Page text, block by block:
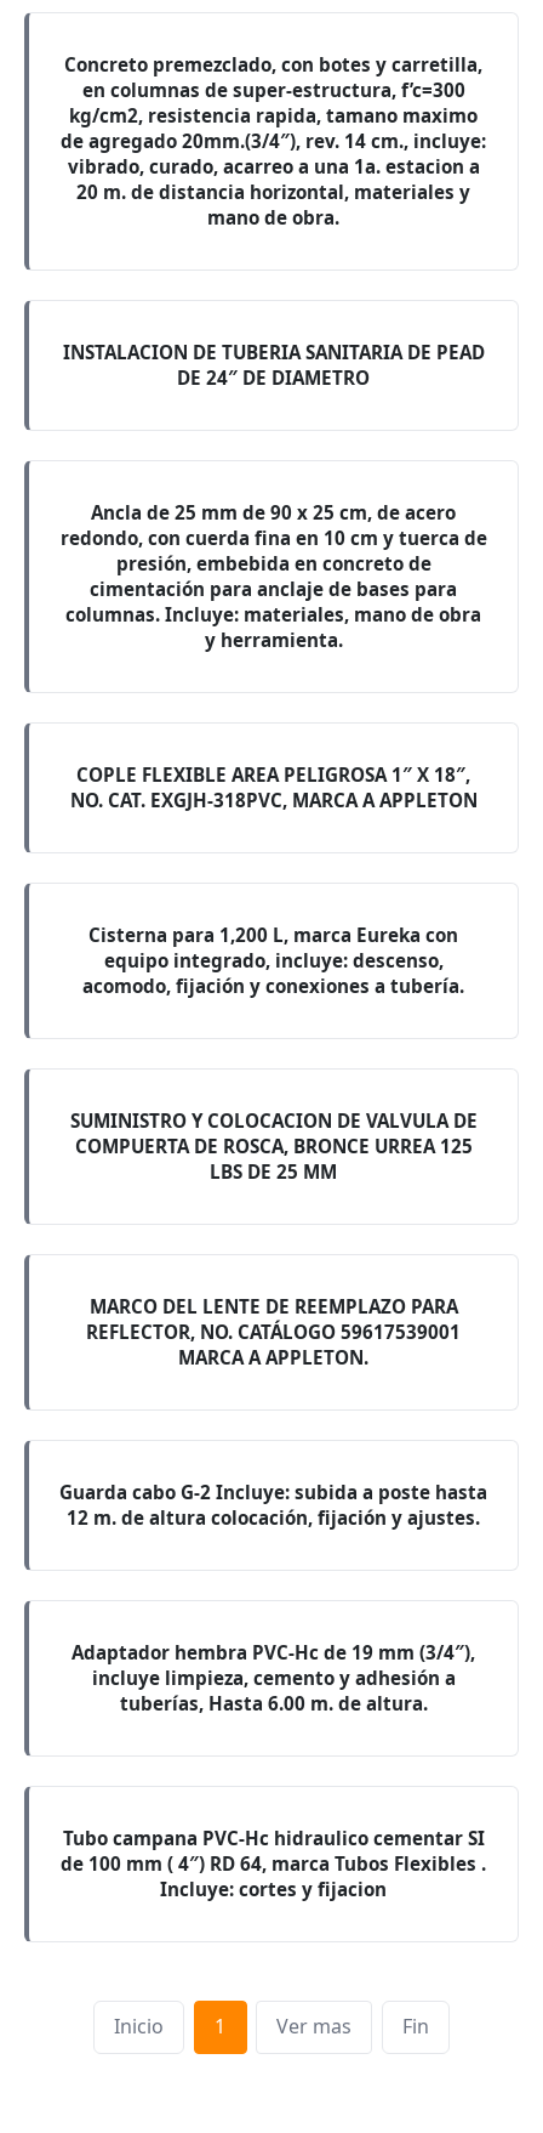
Concreto premezclado, con botes y carretilla,
en columnas de super-estructura, f’c=300
kg/cm2, resistencia rapida, tamano maximo
de agregado 20mm.(3/4″), rev. 14 cm., incluye:
vibrado, curado, acarreo a una 1a. estacion a
20 m. de distancia horizontal, materiales y
mano de obra.
INSTALACION DE TUBERIA SANITARIA DE PEAD
DE 24″ DE DIAMETRO
Ancla de 25 mm de 90 x 25 cm, de acero
redondo, con cuerda fina en 10 cm y tuerca de
presión, embebida en concreto de
cimentación para anclaje de bases para
columnas. Incluye: materiales, mano de obra
y herramienta.
COPLE FLEXIBLE AREA PELIGROSA 1″ X 18″,
NO. CAT. EXGJH-318PVC, MARCA A APPLETON
Cisterna para 1,200 L, marca Eureka con
equipo integrado, incluye: descenso,
acomodo, fijación y conexiones a tubería.
SUMINISTRO Y COLOCACION DE VALVULA DE
COMPUERTA DE ROSCA, BRONCE URREA 125
LBS DE 25 MM
MARCO DEL LENTE DE REEMPLAZO PARA
REFLECTOR, NO. CATÁLOGO 59617539001
MARCA A APPLETON.
Guarda cabo G-2 Incluye: subida a poste hasta
12 m. de altura colocación, fijación y ajustes.
Adaptador hembra PVC-Hc de 19 mm (3/4″),
incluye limpieza, cemento y adhesión a
tuberías, Hasta 6.00 m. de altura.
Tubo campana PVC-Hc hidraulico cementar SI
de 100 mm ( 4″) RD 64, marca Tubos Flexibles .
Incluye: cortes y fijacion
Inicio 1 Ver mas Fin